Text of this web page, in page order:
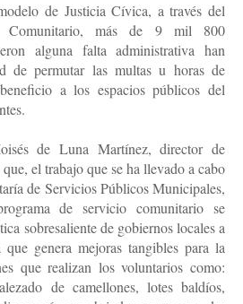
de Justicia Cívica, a través del
Comunitario, más de 9 mil 800
alguna falta administrativa han
de permutar las multas u horas de
a los espacios públicos del
de Luna Martínez, director de
el trabajo que se ha llevado a cabo
de Servicios Públicos Municipales,
de servicio comunitario se
sobresaliente de gobiernos locales a
genera mejoras tangibles para la
que realizan los voluntarios como:
de camellones, lotes baldíos,